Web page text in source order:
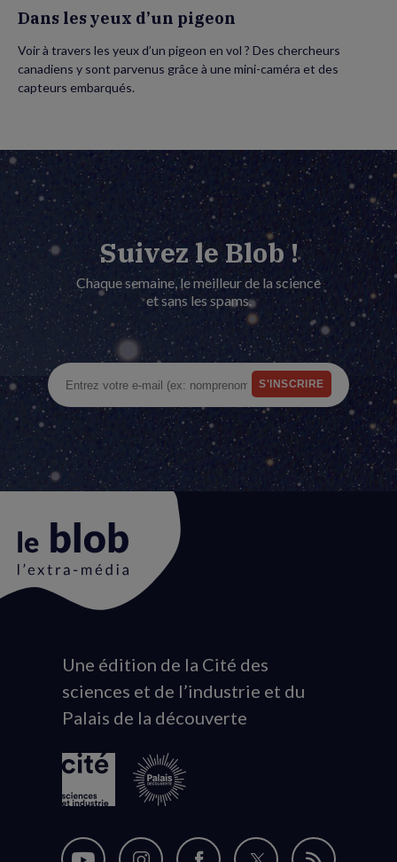
Dans les yeux d’un pigeon
Voir à travers les yeux d’un pigeon en vol ? Des chercheurs
canadiens y sont parvenus grâce à une mini-caméra et des
capteurs embarqués.
Suivez le Blob !
Chaque semaine, le meilleur de la science
et sans les spams.
Animation
du
logo
Une édition de la Cité des
sciences et de l’industrie et du
Palais de la découverte